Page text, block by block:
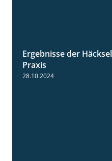
Ergebnisse der
Praxis
28.10.2024